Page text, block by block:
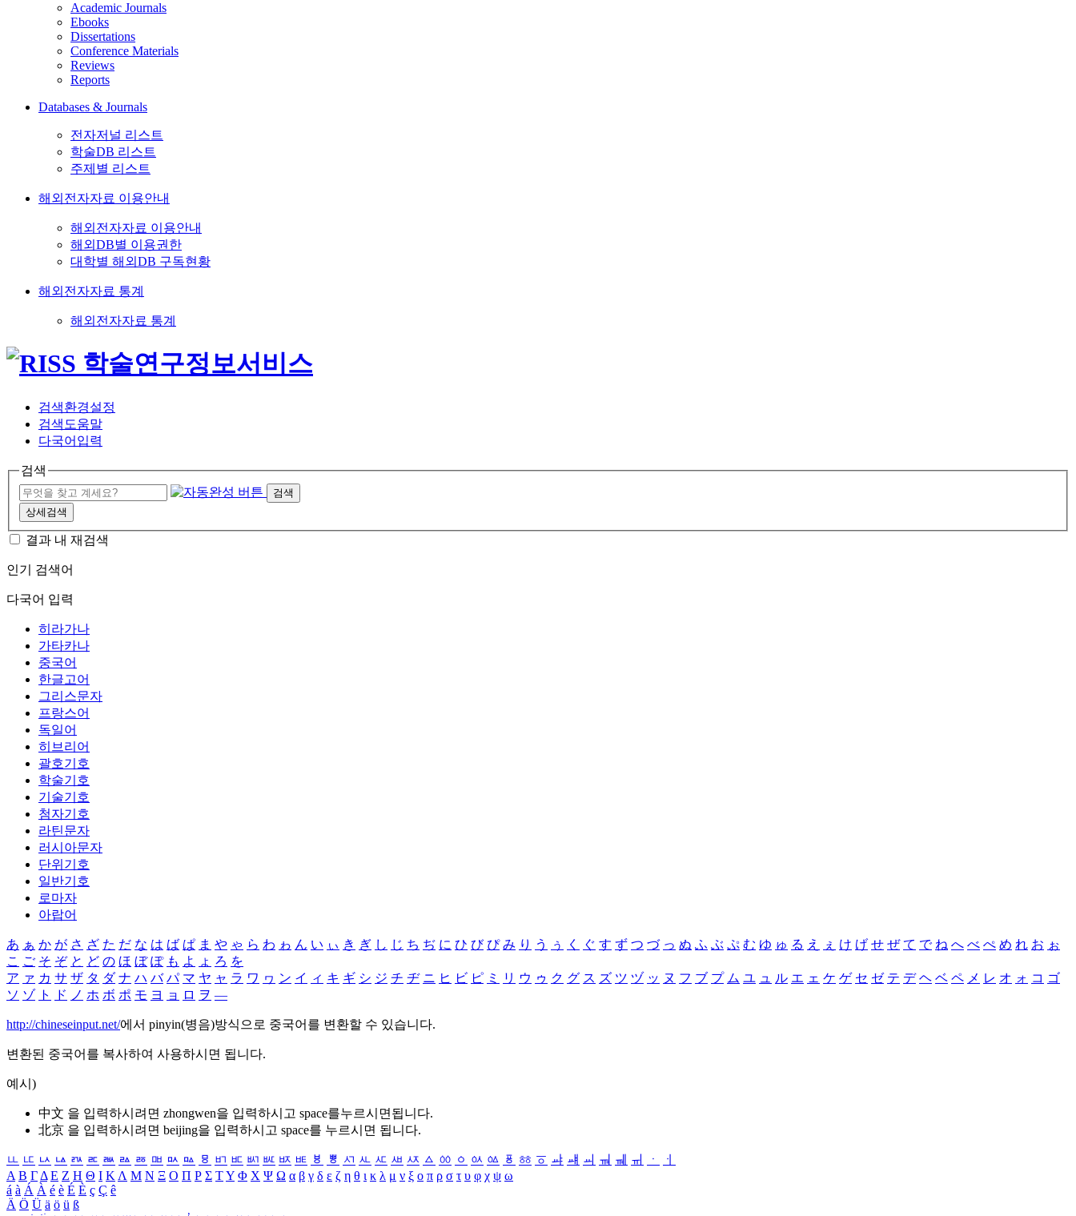
Academic Journals
Ebooks
Dissertations
Conference Materials
Reviews
Reports
Databases & Journals
전자저널 리스트
학술DB 리스트
주제별 리스트
해외전자자료 이용안내
해외전자자료 이용안내
해외DB별 이용권한
대학별 해외DB 구독현황
해외전자자료 통계
해외전자자료 통계
검색환경설정
검색도움말
다국어입력
검색
검색
상세검색
결과 내 재검색
인기 검색어
다국어 입력
히라가나
가타카나
중국어
한글고어
그리스문자
프랑스어
독일어
히브리어
괄호기호
학술기호
기술기호
첨자기호
라틴문자
러시아문자
단위기호
일반기호
로마자
아랍어
あ ぁ か が さ ざ た だ な は ば ぱ ま や ゃ ら わ ゎ ん い ぃ き ぎ し じ ち ぢ に ひ び ぴ み り う ぅ く ぐ す ず つ づ っ ぬ ふ ぶ ぷ む ゆ ゅ る え ぇ け げ せ ぜ て で ね へ べ ぺ め れ お ぉ
こ ご そ ぞ と ど の ほ ぼ ぽ も よ ょ ろ を
ア ァ カ サ ザ タ ダ ナ ハ バ パ マ ヤ ャ ラ ワ ヮ ン イ ィ キ ギ シ ジ チ ヂ ニ ヒ ビ ピ ミ リ ウ ゥ ク グ ス ズ ツ ヅ ッ ヌ フ ブ プ ム ユ ュ ル エ ェ ケ ゲ セ ゼ テ デ ヘ ベ ペ メ レ オ ォ コ ゴ
ソ ゾ ト ド ノ ホ ボ ポ モ ヨ ョ ロ ヲ ―
http://chineseinput.net/에서 pinyin(병음)방식으로 중국어를 변환할 수 있습니다.
변환된 중국어를 복사하여 사용하시면 됩니다.
예시)
中文 을 입력하시려면 zhongwen을 입력하시고 space를누르시면됩니다.
北京 을 입력하시려면 beijing을 입력하시고 space를 누르시면 됩니다.
ㅥ ㅦ ㅧ ㅨ ㅩ ㅪ ㅫ ㅬ ㅭ ㅮ ㅯ ㅰ ㅱ ㅲ ㅳ ㅴ ㅵ ㅶ ㅷ ㅸ ㅹ ㅺ ㅻ ㅼ ㅽ ㅾ ㅿ ㆀ ㆁ ㆂ ㆃ ㆄ ㆅ ㆆ ㆇ ㆈ ㆉ ㆊ ㆋ ㆌ ㆍ
ㆎ
Α Β ΓΔ Ε Ζ Η Θ Ι ΚΛ Μ Ν Ξ Ο Π Ρ Σ ΤΥ Φ Χ Ψ Ω α β γ δ ε ζ η θ ι κ λ μ ν ξ ο π ρ σ τ υ φ χ ψ ω
á à Á À é è É È ç Ç ê
Ä Ö Ü ä ö ü ß